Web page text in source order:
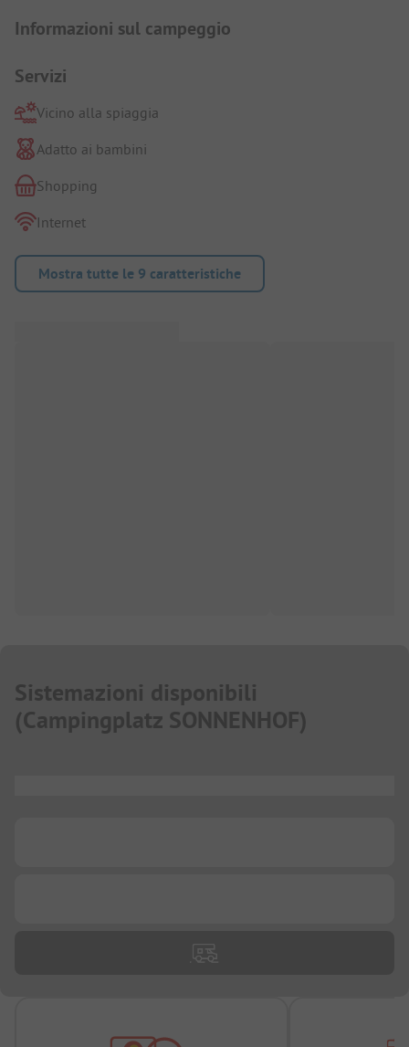
Informazioni sul campeggio
Servizi
Vicino alla spiaggia
Adatto ai bambini
Shopping
Internet
Mostra tutte le 9 caratteristiche
Sistemazioni disponibili
(Campingplatz SONNENHOF)